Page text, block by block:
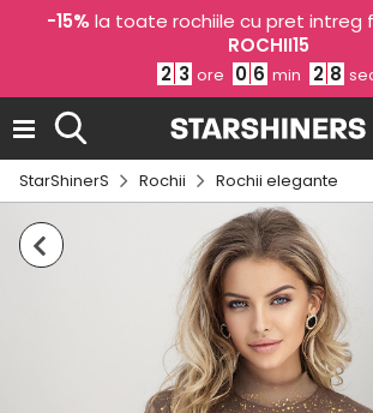
-15% la toate rochiile cu pret intreg
ROCHII15
2 3 ore 0 6 min 2 7
StarShinerS Rochii Rochii elegante